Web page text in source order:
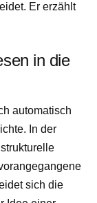
Er erzählt
in die
automatisch
In der
sich die